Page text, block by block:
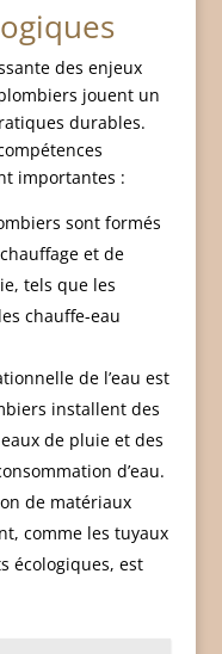
des enjeux
jouent un
durables.
importantes :
sont formés
et de
tels que les
chauffe-eau
de l’eau est
installent des
de pluie et des
d’eau.
de matériaux
comme les tuyaux
écologiques, est